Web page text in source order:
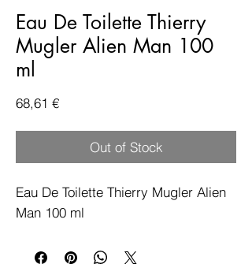
Eau De Toilette Thierry
Mugler Alien Man 100
ml
68,61 €Price
Out of Stock
Eau De Toilette Thierry Mugler Alien
Man 100 ml